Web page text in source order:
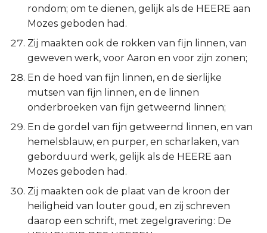
rondom; om te dienen, gelijk als de HEERE aan
Mozes geboden had.
Zij maakten ook de rokken van fijn linnen, van
geweven werk, voor Aaron en voor zijn zonen;
En de hoed van fijn linnen, en de sierlijke
mutsen van fijn linnen, en de linnen
onderbroeken van fijn getweernd linnen;
En de gordel van fijn getweernd linnen, en van
hemelsblauw, en purper, en scharlaken, van
geborduurd werk, gelijk als de HEERE aan
Mozes geboden had.
Zij maakten ook de plaat van de kroon der
heiligheid van louter goud, en zij schreven
daarop een schrift, met zegelgravering: De